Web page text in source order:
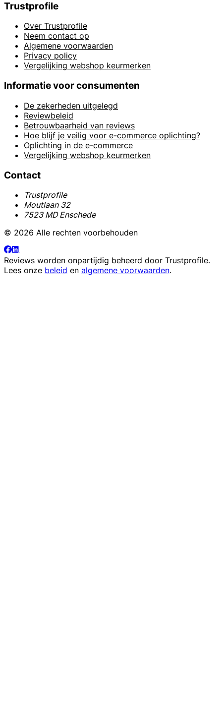
Trustprofile
Over Trustprofile
Neem contact op
Algemene voorwaarden
Privacy policy
Vergelijking webshop keurmerken
Informatie voor consumenten
De zekerheden uitgelegd
Reviewbeleid
Betrouwbaarheid van reviews
Hoe blijf je veilig voor e-commerce oplichting?
Oplichting in de e-commerce
Vergelijking webshop keurmerken
Contact
Trustprofile
Moutlaan 32
7523 MD Enschede
© 2026 Alle rechten voorbehouden
Reviews worden onpartijdig beheerd door Trustprofile.
Lees onze beleid en algemene voorwaarden.